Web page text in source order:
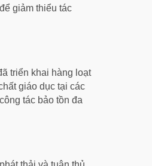
giảm thiểu tác
triển khai hàng loạt
giáo dục tại các
tác bảo tồn đa